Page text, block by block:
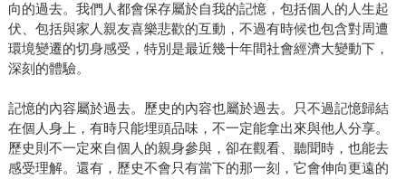
向的過去。我們人都會保存屬於自我的記憶，包括個人的人生起
伏、包括與家人親友喜樂悲歡的互動，不過有時候也包含對周遭
環境變遷的切身感受，特別是最近幾十年間社會經濟大變動下，
深刻的體驗。
記憶的內容屬於過去。歷史的內容也屬於過去。只不過記憶歸結
在個人身上，有時只能埋頭品味，不一定能拿出來與他人分享。
歷史則不一定來自個人的親身參與，卻在觀看、聽聞時，也能去
感受理解。還有，歷史不會只有當下的那一刻，它會伸向更遠的